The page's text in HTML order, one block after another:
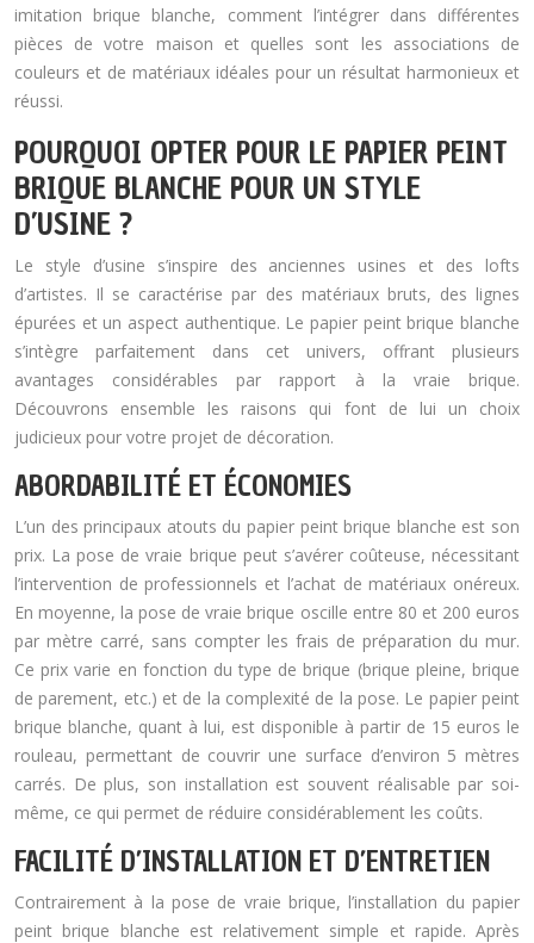
imitation brique blanche, comment l’intégrer dans différentes
pièces de votre maison et quelles sont les associations de
couleurs et de matériaux idéales pour un résultat harmonieux et
réussi.
POURQUOI OPTER POUR LE PAPIER PEINT
BRIQUE BLANCHE POUR UN STYLE
D’USINE ?
Le style d’usine s’inspire des anciennes usines et des lofts
d’artistes. Il se caractérise par des matériaux bruts, des lignes
épurées et un aspect authentique. Le papier peint brique blanche
s’intègre parfaitement dans cet univers, offrant plusieurs
avantages considérables par rapport à la vraie brique.
Découvrons ensemble les raisons qui font de lui un choix
judicieux pour votre projet de décoration.
ABORDABILITÉ ET ÉCONOMIES
L’un des principaux atouts du papier peint brique blanche est son
prix. La pose de vraie brique peut s’avérer coûteuse, nécessitant
l’intervention de professionnels et l’achat de matériaux onéreux.
En moyenne, la pose de vraie brique oscille entre 80 et 200 euros
par mètre carré, sans compter les frais de préparation du mur.
Ce prix varie en fonction du type de brique (brique pleine, brique
de parement, etc.) et de la complexité de la pose. Le papier peint
brique blanche, quant à lui, est disponible à partir de 15 euros le
rouleau, permettant de couvrir une surface d’environ 5 mètres
carrés. De plus, son installation est souvent réalisable par soi-
même, ce qui permet de réduire considérablement les coûts.
FACILITÉ D’INSTALLATION ET D’ENTRETIEN
Contrairement à la pose de vraie brique, l’installation du papier
peint brique blanche est relativement simple et rapide. Après